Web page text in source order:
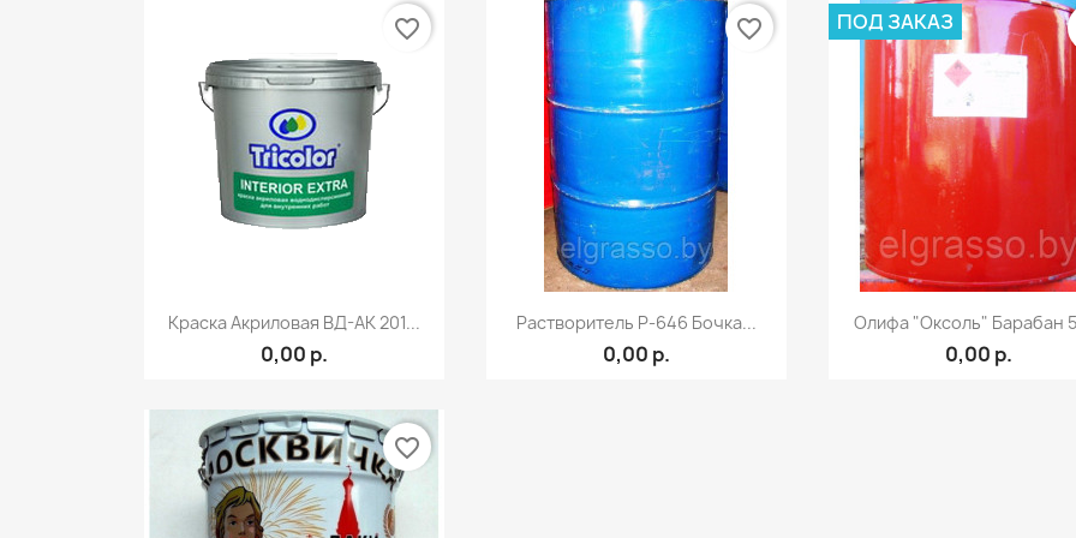
Быстрый просмотр
Краска Акриловая ВД-АК 201...
0,00 р.
favorite_border
Быстрый просмотр
Растворитель Р-646 Бочка...
0,00 р.
favorite_border
Быстрый
Олифа "Оксоль" Барабан
0,00 р.
ПОД ЗАКАЗ
favorite_border